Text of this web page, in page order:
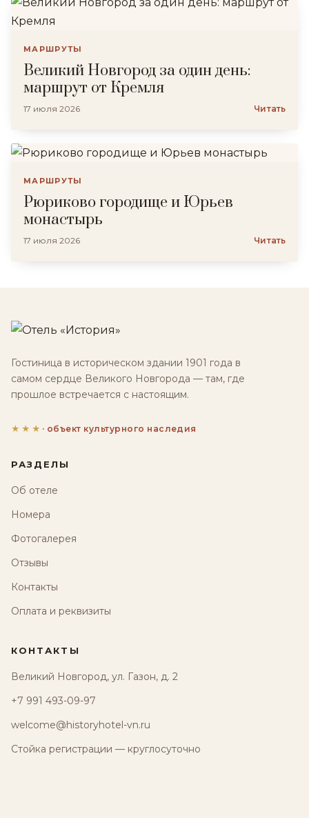
МАРШРУТЫ
Великий Новгород за один день:
маршрут от Кремля
17 июля 2026 Читать
МАРШРУТЫ
Рюриково городище и Юрьев
монастырь
17 июля 2026 Читать
Гостиница в историческом здании 1901 года в
самом сердце Великого Новгорода — там, где
прошлое встречается с настоящим.
★★★ · объект культурного наследия
РАЗДЕЛЫ
Об отеле
Номера
Фотогалерея
Отзывы
Контакты
Оплата и реквизиты
КОНТАКТЫ
Великий Новгород, ул. Газон, д. 2
+7 991 493-09-97
welcome@historyhotel-vn.ru
Стойка регистрации — круглосуточно